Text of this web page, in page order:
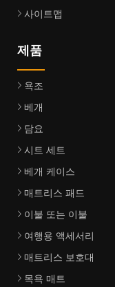
사이트맵
제품
욕조
베개
담요
시트 세트
베개 케이스
매트리스 패드
이불 또는 이불
여행용 액세서리
매트리스 보호대
목욕 매트